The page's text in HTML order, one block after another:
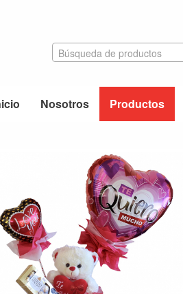
Búsqueda de productos
Nosotros Productos